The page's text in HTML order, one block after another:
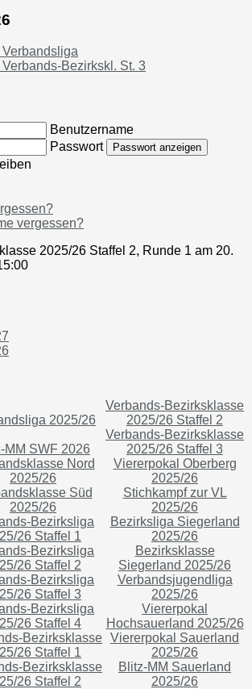
Bezirkskl. St. 3
Benutzername
Passwort
Passwort anzeigen
vergessen?
2025/26 Staffel 2, Runde 1 am 20.
2025/26
Verbands-Bezirksklasse
2025/26 Staffel 2
MM SWF 2026
Verbands-Bezirksklasse
2025/26 Staffel 3
Nord
2025/26
Viererpokal Oberberg
2025/26
Süd
2025/26
Stichkampf zur VL
2025/26
Bezirksliga
26 Staffel 1
Bezirksliga Siegerland
2025/26
Bezirksliga
26 Staffel 2
Bezirksklasse
Siegerland 2025/26
Bezirksliga
26 Staffel 3
Verbandsjugendliga
2025/26
Bezirksliga
26 Staffel 4
Viererpokal
Hochsauerland 2025/26
Bezirksklasse
26 Staffel 1
Viererpokal Sauerland
2025/26
Bezirksklasse
26 Staffel 2
Blitz-MM Sauerland
2025/26